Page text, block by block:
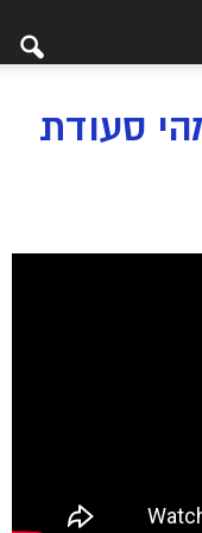
סעודת